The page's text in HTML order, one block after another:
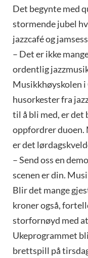
Det begynte med
stormende jubel
jazzcafé og
– Det er ikke
ordentlig
Musikkhøyskolen i
husorkester fra
til å bli med, er det
oppfordrer duoen.
er det
– Send oss en
scenen er din.
Blir det mange
kroner også,
storfornøyd med
Ukeprogrammet
brettspill på